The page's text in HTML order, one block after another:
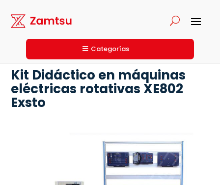
Categorías
Kit Didáctico en máquinas
eléctricas rotativas XE802
Exsto